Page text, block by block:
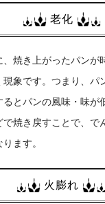
老化
、焼き上がったパンが
象です。つまり、パ
るとパンの風味・味が
で焼き戻すことで、で
ます。
火膨れ